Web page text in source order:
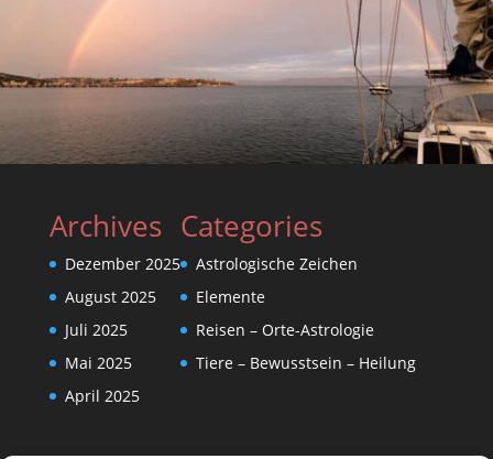
Archives
Dezember 2025
August 2025
Juli 2025
Mai 2025
April 2025
Categories
Astrologische Zeichen
Elemente
Reisen – Orte-Astrologie
Tiere – Bewusstsein – Heilung